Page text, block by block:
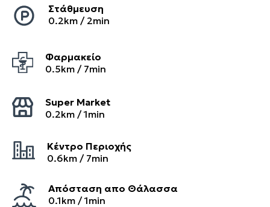
Στάθμευση
0.2km / 2min
Φαρμακείο
0.5km / 7min
Super Market
0.2km /1min
Κέντρο Περιοχής
0.6km / 7min
Απόσταση απο Θάλασσα
0.1km / 1min